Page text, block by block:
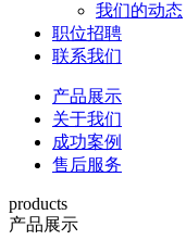
我们的动态
职位招聘
联系我们
产品展示
关于我们
成功案例
售后服务
products
产品展示